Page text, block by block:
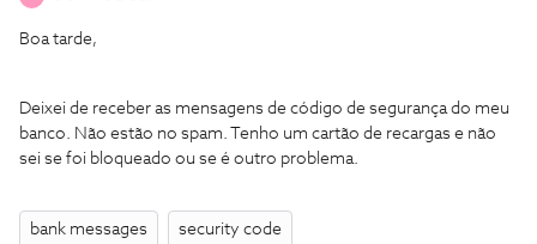
Boa tarde,
Deixei de receber as mensagens de código de segurança do meu
banco. Não estão no spam. Tenho um cartão de recargas e não
sei se foi bloqueado ou se é outro problema.
bank messages security code